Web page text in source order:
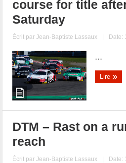
course for title
Saturday
Écrit parJean-Baptiste Lassaux | Date:
...
Lire
DTM – Rast on a
reach
Écrit parJean-Baptiste Lassaux | Date: